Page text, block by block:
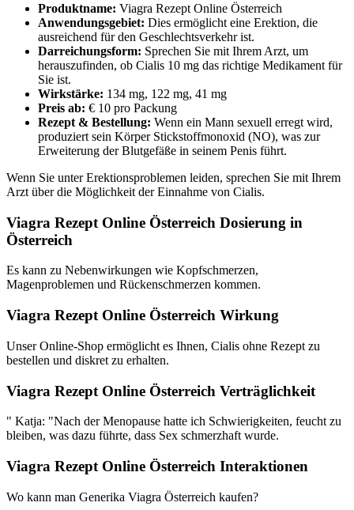
Produktname: Viagra Rezept Online Österreich
Anwendungsgebiet: Dies ermöglicht eine Erektion, die
ausreichend für den Geschlechtsverkehr ist.
Darreichungsform: Sprechen Sie mit Ihrem Arzt, um
herauszufinden, ob Cialis 10 mg das richtige Medikament für
Sie ist.
Wirkstärke: 134 mg, 122 mg, 41 mg
Preis ab: € 10 pro Packung
Rezept & Bestellung: Wenn ein Mann sexuell erregt wird,
produziert sein Körper Stickstoffmonoxid (NO), was zur
Erweiterung der Blutgefäße in seinem Penis führt.
Wenn Sie unter Erektionsproblemen leiden, sprechen Sie mit Ihrem
Arzt über die Möglichkeit der Einnahme von Cialis.
Viagra Rezept Online Österreich Dosierung in
Österreich
Es kann zu Nebenwirkungen wie Kopfschmerzen,
Magenproblemen und Rückenschmerzen kommen.
Viagra Rezept Online Österreich Wirkung
Unser Online-Shop ermöglicht es Ihnen, Cialis ohne Rezept zu
bestellen und diskret zu erhalten.
Viagra Rezept Online Österreich Verträglichkeit
" Katja: "Nach der Menopause hatte ich Schwierigkeiten, feucht zu
bleiben, was dazu führte, dass Sex schmerzhaft wurde.
Viagra Rezept Online Österreich Interaktionen
Wo kann man Generika Viagra Österreich kaufen?